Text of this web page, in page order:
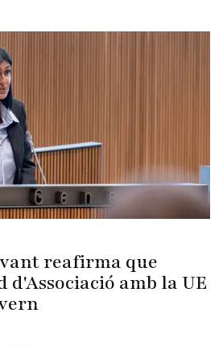
reafirma que
amb la UE